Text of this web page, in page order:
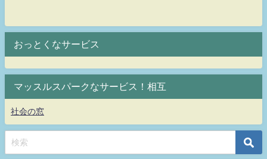
おっとくなサービス
マッスルスパークなサービス！相互
社会の窓